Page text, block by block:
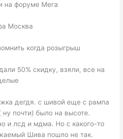
на форуме Мега
Москва
когда розыгрыш
50% скидку, взяли, все на
дегдя. с шивой еще с рампа
почти) было на высоте.
и лсд и мдма. Но с какого-то
Шива пошло не так.